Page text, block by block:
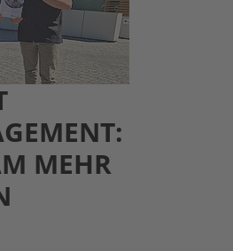
MEHR